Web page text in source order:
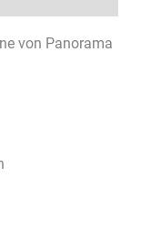
von Panorama